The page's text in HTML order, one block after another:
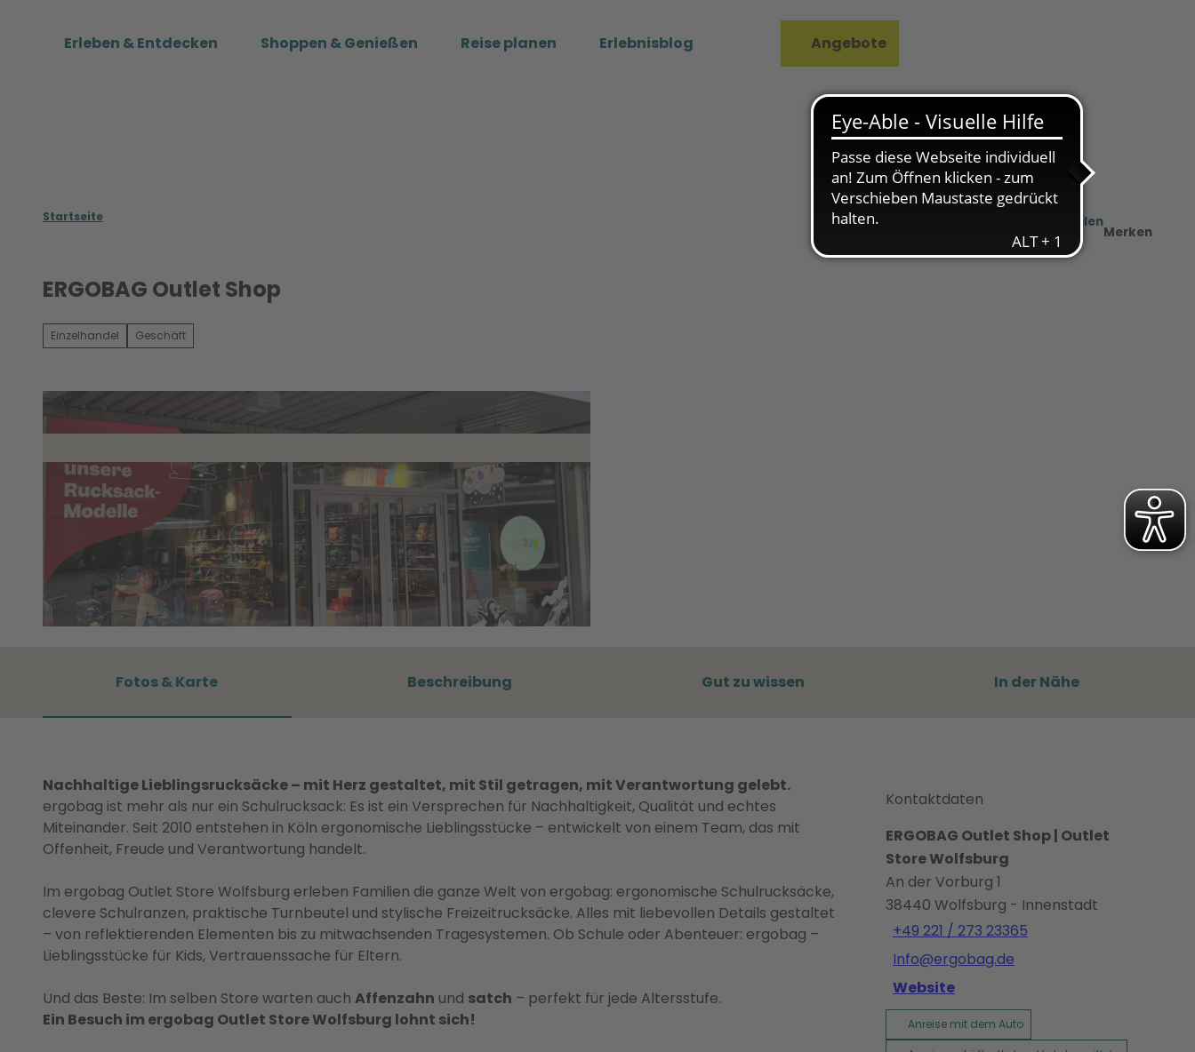
Erleben & Entdecken Shoppen & Genießen Reise planen Erlebnisblog Angebote
Startseite
PDF
Teilen
Merken
ERGOBAG Outlet Shop
Einzelhandel Geschäft
Fotos & Karte Beschreibung Gut zu wissen In der Nähe
Nachhaltige Lieblingsrucksäcke – mit Herz gestaltet, mit Stil getragen, mit Verantwortung gelebt.
ergobag ist mehr als nur ein Schulrucksack: Es ist ein Versprechen für Nachhaltigkeit, Qualität und echtes
Miteinander. Seit 2010 entstehen in Köln ergonomische Lieblingsstücke – entwickelt von einem Team, das mit
Offenheit, Freude und Verantwortung handelt.
Im ergobag Outlet Store Wolfsburg erleben Familien die ganze Welt von ergobag: ergonomische Schulrucksäcke,
clevere Schulranzen, praktische Turnbeutel und stylische Freizeitrucksäcke. Alles mit liebevollen Details gestaltet
– von reflektierenden Elementen bis zu mitwachsenden Tragesystemen. Ob Schule oder Abenteuer: ergobag –
Lieblingsstücke für Kids, Vertrauenssache für Eltern.
Und das Beste: Im selben Store warten auch Affenzahn und satch – perfekt für jede Altersstufe.
Ein Besuch im ergobag Outlet Store Wolfsburg lohnt sich!
Kontaktdaten
ERGOBAG Outlet Shop | Outlet
Store Wolfsburg
An der Vorburg 1
38440 Wolfsburg - Innenstadt
+49 221 / 273 23365
Info@ergobag.de
Website
Anreise mit dem Auto